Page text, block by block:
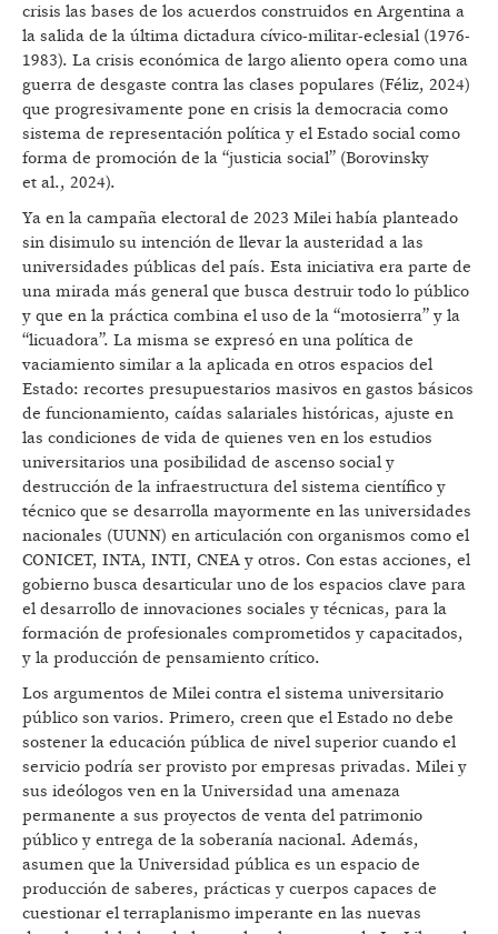
crisis las bases de los acuerdos construidos en Argentina a
la salida de la última dictadura cívico-militar-eclesial (1976-
1983). La crisis económica de largo aliento opera como una
guerra de desgaste contra las clases populares (Féliz, 2024)
que progresivamente pone en crisis la democracia como
sistema de representación política y el Estado social como
forma de promoción de la “justicia social” (Borovinsky
et al., 2024).
Ya en la campaña electoral de 2023 Milei había planteado
sin disimulo su intención de llevar la austeridad a las
universidades públicas del país. Esta iniciativa era parte de
una mirada más general que busca destruir todo lo público
y que en la práctica combina el uso de la “motosierra” y la
“licuadora”. La misma se expresó en una política de
vaciamiento similar a la aplicada en otros espacios del
Estado: recortes presupuestarios masivos en gastos básicos
de funcionamiento, caídas salariales históricas, ajuste en
las condiciones de vida de quienes ven en los estudios
universitarios una posibilidad de ascenso social y
destrucción de la infraestructura del sistema científico y
técnico que se desarrolla mayormente en las universidades
nacionales (UUNN) en articulación con organismos como el
CONICET, INTA, INTI, CNEA y otros. Con estas acciones, el
gobierno busca desarticular uno de los espacios clave para
el desarrollo de innovaciones sociales y técnicas, para la
formación de profesionales comprometidos y capacitados,
y la producción de pensamiento crítico.
Los argumentos de Milei contra el sistema universitario
público son varios. Primero, creen que el Estado no debe
sostener la educación pública de nivel superior cuando el
servicio podría ser provisto por empresas privadas. Milei y
sus ideólogos ven en la Universidad una amenaza
permanente a sus proyectos de venta del patrimonio
público y entrega de la soberanía nacional. Además,
asumen que la Universidad pública es un espacio de
producción de saberes, prácticas y cuerpos capaces de
cuestionar el terraplanismo imperante en las nuevas